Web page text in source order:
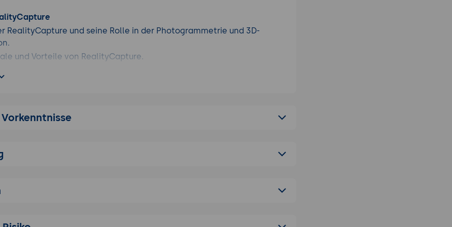
RealityCapture und seine Rolle in der Photogrammetrie und 3D-
und Vorteile von RealityCapture.
und Forensik.
für die Installation von RealityCapture.
Vorbereitung von Bild- und Laserscandaten für die Verarbeitung in